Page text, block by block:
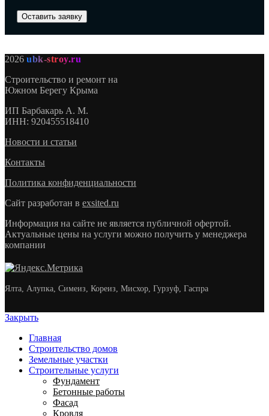
2026 ubk-stroy.ru
Строительство и ремонт на
Южном Берегу Крыма
ИП Барбакарь А. М.
ИНН: 920455518410
Новости и статьи
Контакты
Политика конфиденциальности
Сайт разработан в exsited.ru
Информация на сайте не является публичной офертой.
Актуальные цены на услуги можно получить у менеджера
компании
Ялта, Алупка, Симеиз, Кореиз, Мисхор, Гурзуф, Гаспра
Закрыть
Главная
Строительство домов
Земельные участки
Строительные услуги
Фундамент
Бетонные работы
Фасад
Кровля